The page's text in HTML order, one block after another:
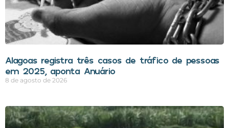
Alagoas registra três casos de tráfico de pessoas
em 2025, aponta Anuário
8 de agosto de 2026